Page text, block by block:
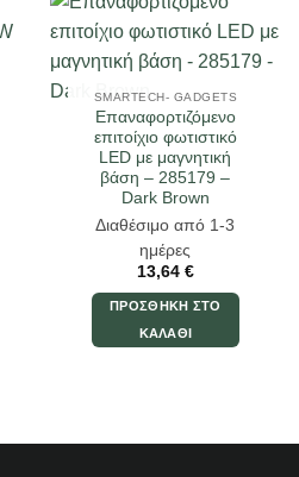
SMARTECH- GADGETS
Επαναφορτιζόμενο
επιτοίχιο φωτιστικό
LED με μαγνητική
βάση – 285179 –
Dark Brown
Διαθέσιμο από 1-3
ημέρες
13,64 €
ΠΡΟΣΘΉΚΗ ΣΤΟ
ΚΑΛΆΘΙ